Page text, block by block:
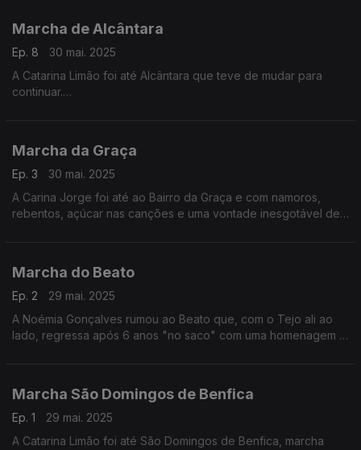
Marcha de Alcântara
Ep. 8
30 mai. 2025
A Catarina Limão foi até Alcântara que teve de mudar para
continuar.
Marcha da Graça
Ep. 3
30 mai. 2025
A Carina Jorge foi até ao Bairro da Graça e com namoros,
rebentos, açúcar nas canções e uma vontade inesgotável de
Marcha do Beato
Ep. 2
29 mai. 2025
A Noémia Gonçalves rumou ao Beato que, com o Tejo ali ao
lado, regressa após 6 anos "no saco" com uma homenagem a
Marcha São Domingos de Benfica
Ep. 1
29 mai. 2025
A Catarina Limão foi até São Domingos de Benfica, marcha